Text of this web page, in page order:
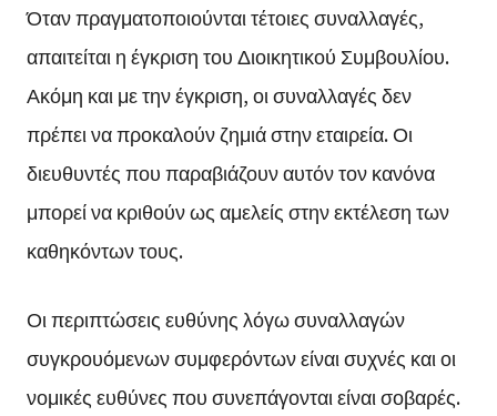
Όταν πραγματοποιούνται τέτοιες συναλλαγές,
απαιτείται η έγκριση του Διοικητικού Συμβουλίου.
Ακόμη και με την έγκριση, οι συναλλαγές δεν
πρέπει να προκαλούν ζημιά στην εταιρεία. Οι
διευθυντές που παραβιάζουν αυτόν τον κανόνα
μπορεί να κριθούν ως αμελείς στην εκτέλεση των
καθηκόντων τους.
Οι περιπτώσεις ευθύνης λόγω συναλλαγών
συγκρουόμενων συμφερόντων είναι συχνές και οι
νομικές ευθύνες που συνεπάγονται είναι σοβαρές.